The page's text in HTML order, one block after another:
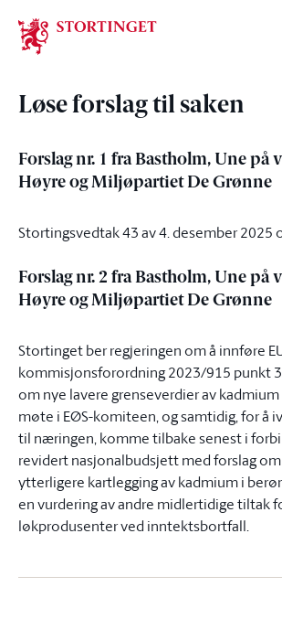
Stortinget.no
Løse forslag til saken
Forslag nr. 1 fra Bastholm, Une på
Høyre og Miljøpartiet De Grønne
Stortingsvedtak 43 av 4. desember 2025
Forslag nr. 2 fra Bastholm, Une på
Høyre og Miljøpartiet De Grønne
Stortinget ber regjeringen om å innføre
kommisjonsforordning 2023/915 punkt
om nye lavere grenseverdier av
møte i EØS-komiteen, og samtidig, for å
til næringen, komme tilbake senest i
revidert nasjonalbudsjett med forslag
ytterligere kartlegging av kadmium i
en vurdering av andre midlertidige tiltak
løkprodusenter ved inntektsbortfall.